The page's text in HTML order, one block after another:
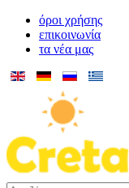
όροι χρήσης
επικοινωνία
τα νέα μας